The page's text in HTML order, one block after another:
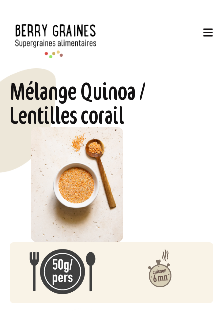
Mélange Quinoa /
Lentilles corail